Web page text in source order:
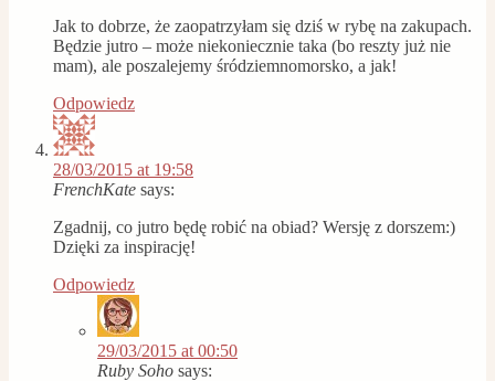
Jak to dobrze, że zaopatrzyłam się dziś w rybę na zakupach.
Będzie jutro – może niekoniecznie taka (bo reszty już nie
mam), ale poszalejemy śródziemnomorsko, a jak!
Odpowiedz
28/03/2015 at 19:58
FrenchKate says:
Zgadnij, co jutro będę robić na obiad? Wersję z dorszem:)
Dzięki za inspirację!
Odpowiedz
29/03/2015 at 00:50
Ruby Soho says: